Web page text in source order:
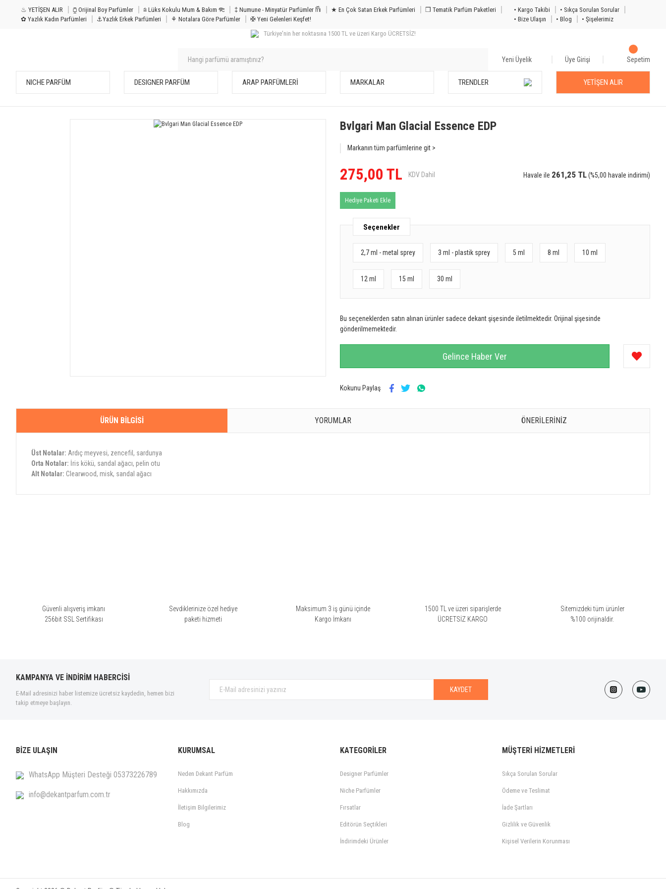
♨ YETİŞEN ALIR ⧮ Orijinal Boy Parfümler ⩭ Lüks Kokulu Mum & Bakım 𐦝 ‡ Numune - Minyatür Parfümler 𐙏 ★ En Çok Satan Erkek Parfümleri
❒ Tematik Parfüm Paketleri
✿ Yazlık Kadın Parfümleri
⚓Yazlık Erkek Parfümleri ⚘ Notalara Göre Parfümler ✠ Yeni Gelenleri Keşfet!
• Kargo Takibi
• Sıkça Sorulan Sorular
• Bize Ulaşın
• Blog
• Şişelerimiz
Türkiye'nin her noktasına 1500 TL ve üzeri Kargo ÜCRETSİZ!
Yeni Üyelik Üye Girişi Sepetim
NICHE PARFÜM DESIGNER PARFÜM ARAP PARFÜMLERİ MARKALAR TRENDLER YETİŞEN ALIR
Bvlgari Man Glacial Essence EDP
Markanın tüm parfümlerine git >
275,00 TL KDV Dahil Havale ile 261,25 TL(%5,00 havale indirimi)
Hediye Paketi Ekle
Seçenekler
2,7 ml - metal sprey 3 ml - plastik sprey 5 ml 8 ml 10 ml
12 ml 15 ml 30 ml
Bu seçeneklerden satın alınan ürünler sadece dekant şişesinde iletilmektedir. Orijinal şişesinde
gönderilmemektedir.
Gelince Haber Ver
Kokunu Paylaş
ÜRÜN BILGISI YORUMLAR ÖNERILERINIZ
Üst Notalar: Ardıç meyvesi, zencefil, sardunya
Orta Notalar: İris kökü, sandal ağacı, pelin otu
Alt Notalar: Clearwood, misk, sandal ağacı
Güvenli alışveriş imkanı
256bit SSL Sertifikası
Sevdiklerinize özel hediye
paketi hizmeti
Maksimum 3 iş günü içinde
Kargo İmkanı
1500 TL ve üzeri siparişlerde
ÜCRETSİZ KARGO
Sitemizdeki tüm ürünler
%100 orijinaldir.
KAMPANYA VE İNDİRİM HABERCİSİ
E-Mail adresinizi haber listemize ücretsiz kaydedin, hemen bizi
takip etmeye başlayın.
KAYDET
BİZE ULAŞIN
WhatsApp Müşteri Desteği 05373226789
info@dekantparfum.com.tr
KURUMSAL
Neden Dekant Parfüm
Hakkımızda
İletişim Bilgilerimiz
Blog
KATEGORİLER
Designer Parfümler
Niche Parfümler
Fırsatlar
Editörün Seçtikleri
İndirimdeki Ürünler
MÜŞTERİ HİZMETLERİ
Sıkça Sorulan Sorular
Ödeme ve Teslimat
İade Şartları
Gizlilik ve Güvenlik
Kişisel Verilerin Korunması